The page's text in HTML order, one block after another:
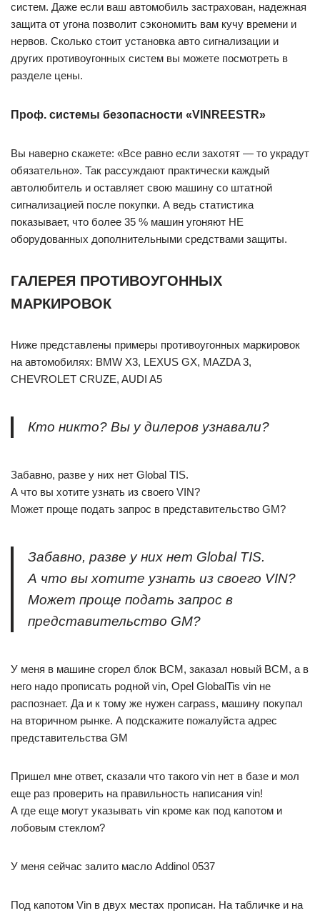
систем. Даже если ваш автомобиль застрахован, надежная
защита от угона позволит сэкономить вам кучу времени и
нервов. Сколько стоит установка авто сигнализации и
других противоугонных систем вы можете посмотреть в
разделе цены.
Проф. системы безопасности «VINREESTR»
Вы наверно скажете: «Все равно если захотят — то украдут
обязательно». Так рассуждают практически каждый
автолюбитель и оставляет свою машину со штатной
сигнализацией после покупки. А ведь статистика
показывает, что более 35 % машин угоняют НЕ
оборудованных дополнительными средствами защиты.
ГАЛЕРЕЯ ПРОТИВОУГОННЫХ
МАРКИРОВОК
Ниже представлены примеры противоугонных маркировок
на автомобилях: BMW X3, LEXUS GX, MAZDA 3,
CHEVROLET CRUZE, AUDI A5
Кто никто? Вы у дилеров узнавали?
Забавно, разве у них нет Global TIS.
А что вы хотите узнать из своего VIN?
Может проще подать запрос в представительство GM?
Забавно, разве у них нет Global TIS.
А что вы хотите узнать из своего VIN?
Может проще подать запрос в
представительство GM?
У меня в машине сгорел блок ВСМ, заказал новый ВСМ, а в
него надо прописать родной vin, Opel GlobalTis vin не
распознает. Да и к тому же нужен carpass, машину покупал
на вторичном рынке. А подскажите пожалуйста адрес
представительства GM
Пришел мне ответ, сказали что такого vin нет в базе и мол
еще раз проверить на правильность написания vin!
А где еще могут указывать vin кроме как под капотом и
лобовым стеклом?
У меня сейчас залито масло Addinol 0537
Под капотом Vin в двух местах прописан. На табличке и на